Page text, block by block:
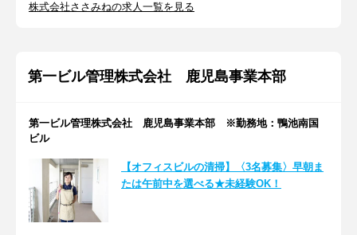
株式会社ささみねの求人一覧を見る
第一ビル管理株式会社 鹿児島事業本部
第一ビル管理株式会社 鹿児島事業本部 ※勤務地：鴨池南国
ビル
【オフィスビルの清掃】〈3名募集〉早朝ま
たは午前中を選べる★未経験OK！